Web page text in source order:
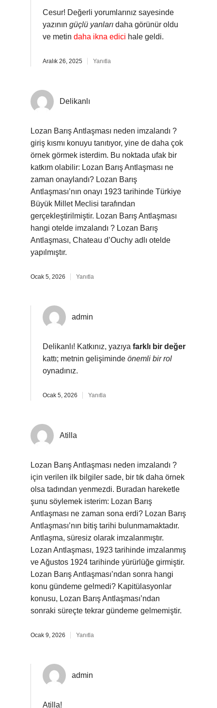
Cesur! Değerli yorumlarınız sayesinde
yazının güçlü yanları daha görünür oldu
ve metin daha ikna edici hale geldi.
Aralık 26, 2025 Yanıtla
Delikanlı
Lozan Barış Antlaşması neden imzalandı ?
giriş kısmı konuyu tanıtıyor, yine de daha çok
örnek görmek isterdim. Bu noktada ufak bir
katkım olabilir: Lozan Barış Antlaşması ne
zaman onaylandı? Lozan Barış
Antlaşması’nın onayı 1923 tarihinde Türkiye
Büyük Millet Meclisi tarafından
gerçekleştirilmiştir. Lozan Barış Antlaşması
hangi otelde imzalandı ? Lozan Barış
Antlaşması, Chateau d’Ouchy adlı otelde
yapılmıştır.
Ocak 5, 2026 Yanıtla
admin
Delikanlı! Katkınız, yazıya farklı bir değer
kattı; metnin gelişiminde önemli bir rol
oynadınız.
Ocak 5, 2026 Yanıtla
Atilla
Lozan Barış Antlaşması neden imzalandı ?
için verilen ilk bilgiler sade, bir tık daha örnek
olsa tadından yenmezdi. Buradan hareketle
şunu söylemek isterim: Lozan Barış
Antlaşması ne zaman sona erdi? Lozan Barış
Antlaşması’nın bitiş tarihi bulunmamaktadır.
Antlaşma, süresiz olarak imzalanmıştır.
Lozan Antlaşması, 1923 tarihinde imzalanmış
ve Ağustos 1924 tarihinde yürürlüğe girmiştir.
Lozan Barış Antlaşması’ndan sonra hangi
konu gündeme gelmedi? Kapitülasyonlar
konusu, Lozan Barış Antlaşması’ndan
sonraki süreçte tekrar gündeme gelmemiştir.
Ocak 9, 2026 Yanıtla
admin
Atilla!